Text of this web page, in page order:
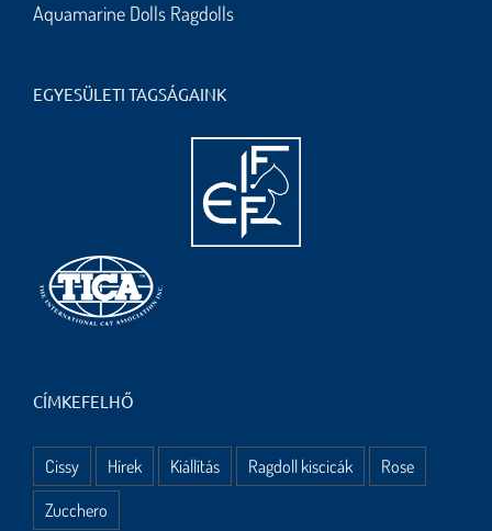
Aquamarine Dolls Ragdolls
EGYESÜLETI TAGSÁGAINK
CÍMKEFELHŐ
Cissy Hírek Kiállítás Ragdoll kiscicák
Rose
Zucchero